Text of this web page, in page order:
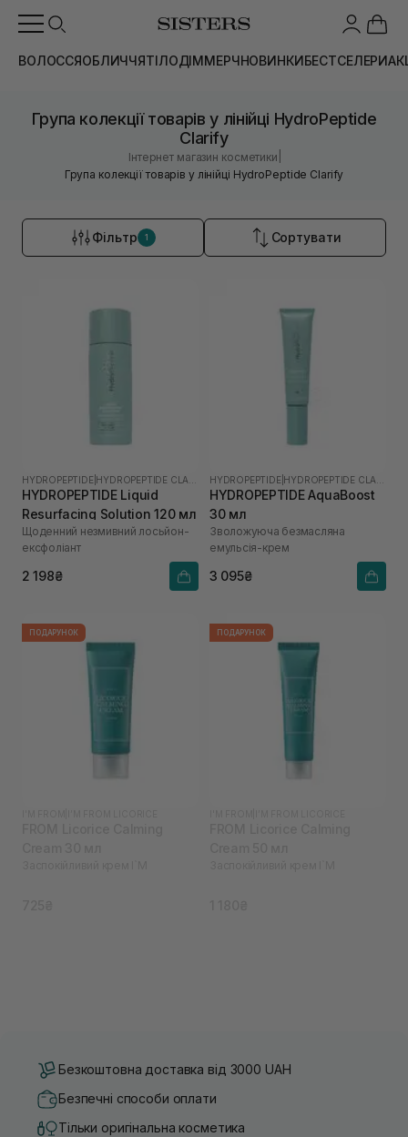
ВОЛОССЯОБЛИЧЧЯТІЛОДІММЕРЧНОВИНКИБЕСТСЕЛЕРИ
Група колекції товарів у лінійці HydroPeptide
Clarify
Інтернет магазин косметики
Група колекції товарів у лінійці HydroPeptide Clarify
Фільтр 1 Сортувати
HYDROPEPTIDE
HYDROPEPTIDE Liquid
Resurfacing Solution 120 мл
Щоденний незмивний лосьйон-
ексфоліант
2 198₴
HYDROPEPTIDE
HYDROPEPTIDE AquaBoost
30 мл
Зволожуюча безмасляна
емульсія-крем
3 095₴
ПОДАРУНОК ПОДАРУНОК
Безкоштовна доставка від 3000 UAH
Безпечні способи оплати
Тільки оригінальна косметика